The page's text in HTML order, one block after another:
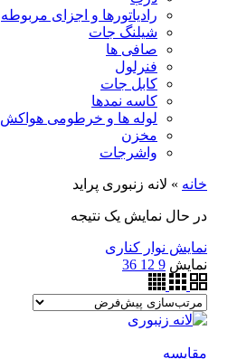
رادیاتورها و اجزای مربوطه
شیلنگ جات
صافی ها
فنرلول
کابل جات
کاسه نمدها
لوله ها و خرطومی هواکش
مخزن
واشرجات
خانه » لانه زنبوری پراید
در حال نمایش یک نتیجه
نمایش نوار کناری
نمایش 9
12
36
مقايسه